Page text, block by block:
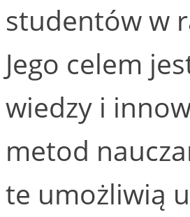
studentów w
Jego celem
wiedzy i
metod
te umożliwią